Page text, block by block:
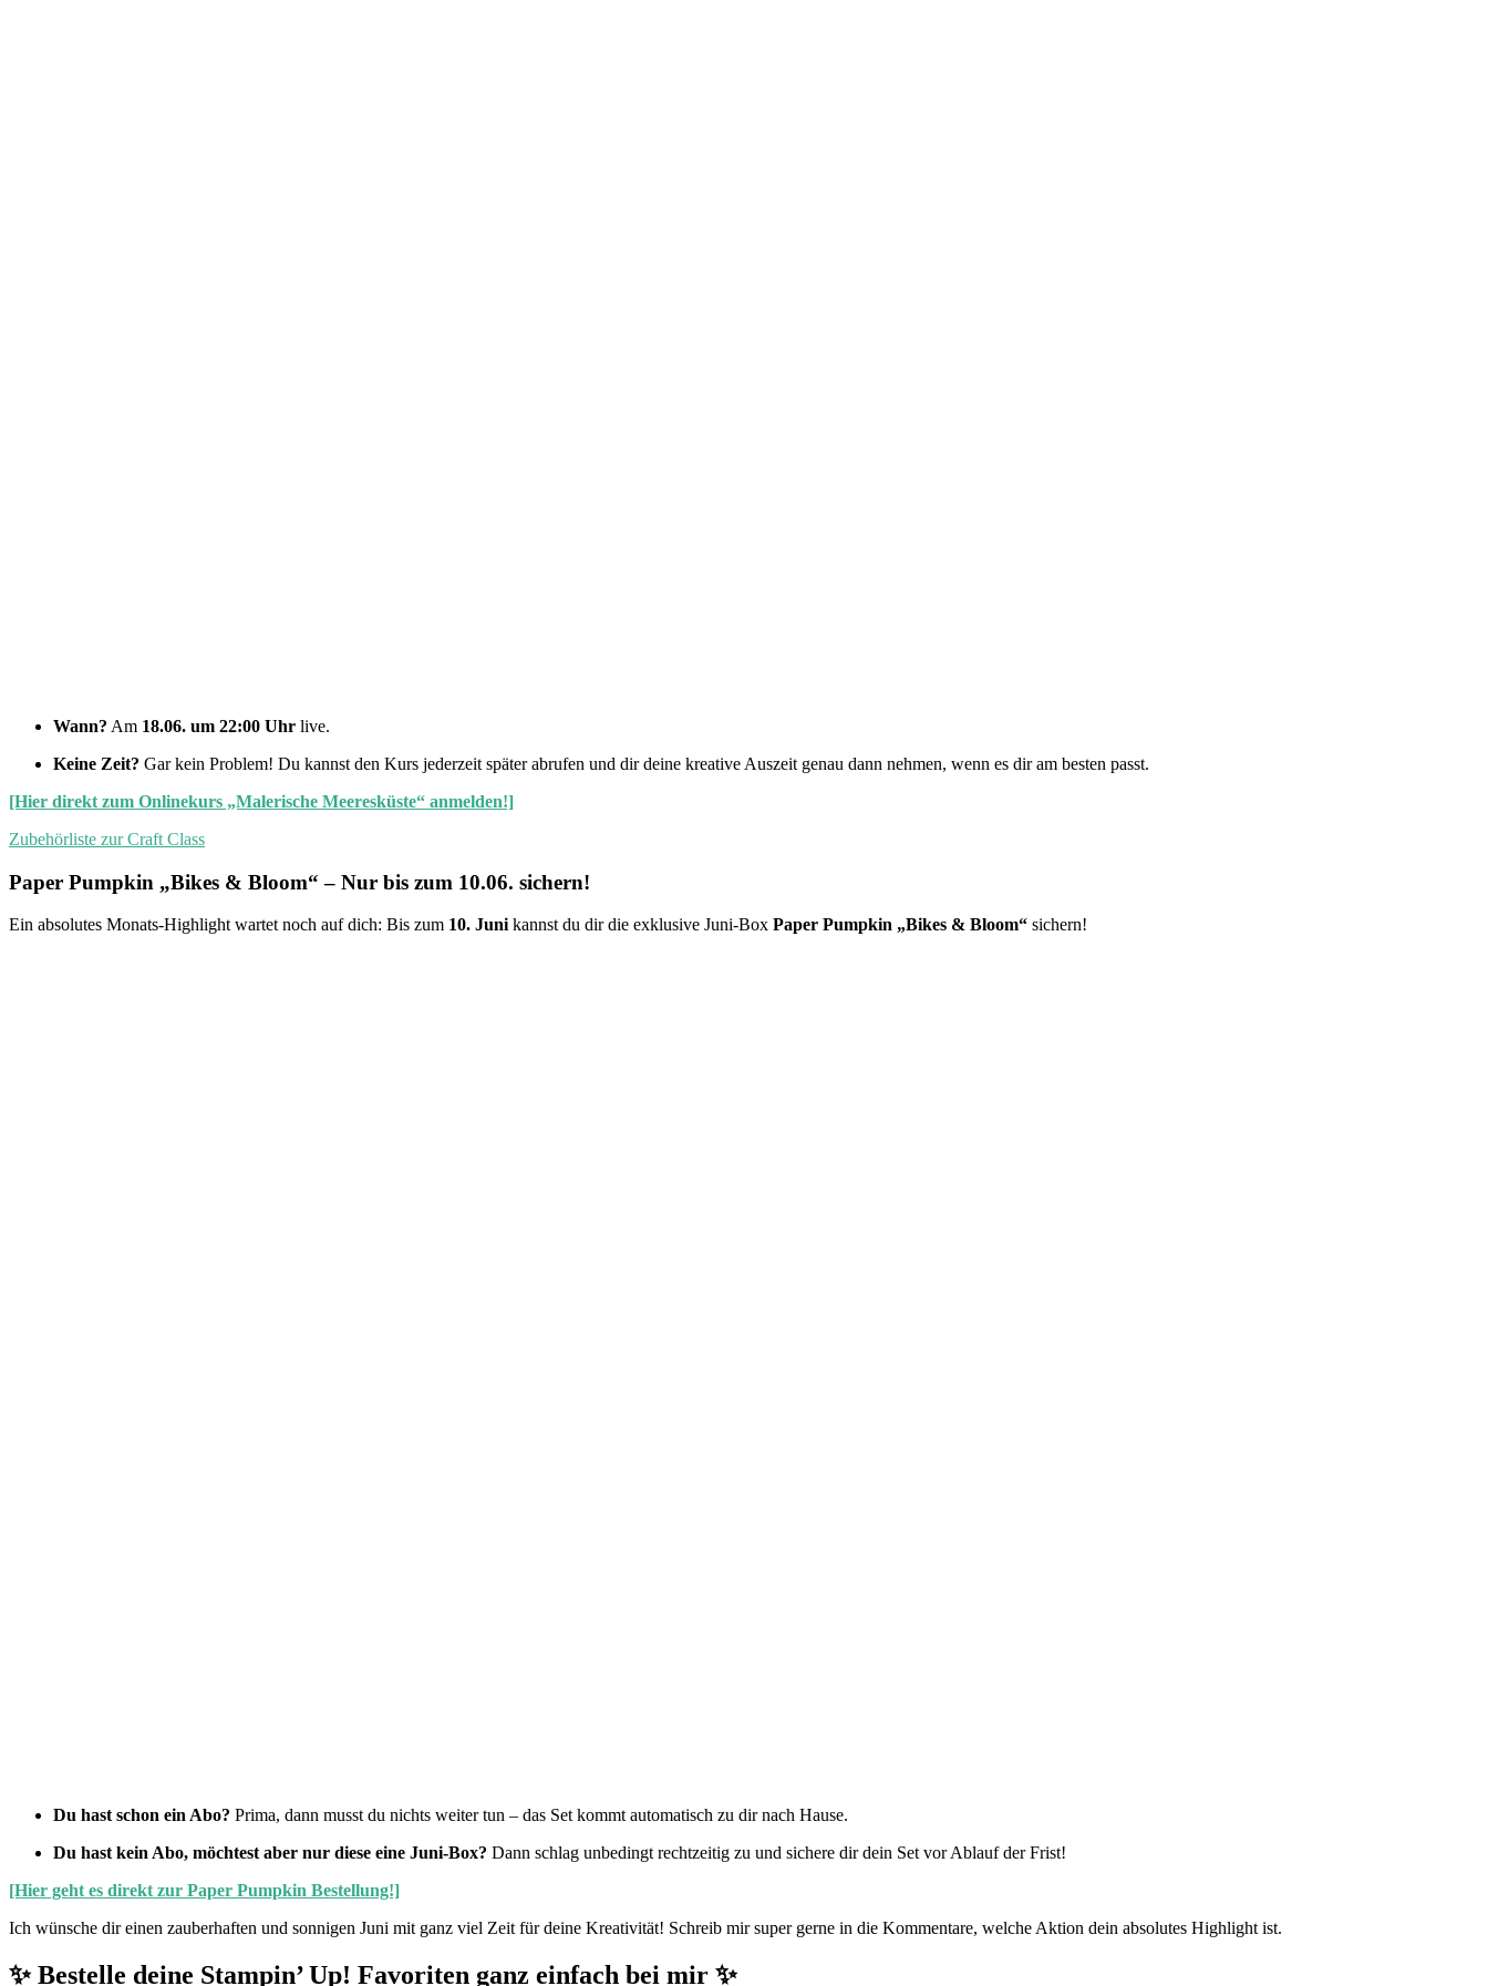
Wann? Am 18.06. um 22:00 Uhr live.
Keine Zeit? Gar kein Problem! Du kannst den Kurs jederzeit später abrufen und dir deine kreative Auszeit genau dann nehmen, wenn es dir am besten passt.
[Hier direkt zum Onlinekurs „Malerische Meeresküste“ anmelden!]
Zubehörliste zur Craft Class
Paper Pumpkin „Bikes & Bloom“ – Nur bis zum 10.06. sichern!
Ein absolutes Monats-Highlight wartet noch auf dich: Bis zum 10. Juni kannst du dir die exklusive Juni-Box Paper Pumpkin „Bikes & Bloom“ sichern!
Du hast schon ein Abo? Prima, dann musst du nichts weiter tun – das Set kommt automatisch zu dir nach Hause.
Du hast kein Abo, möchtest aber nur diese eine Juni-Box? Dann schlag unbedingt rechtzeitig zu und sichere dir dein Set vor Ablauf der Frist!
[Hier geht es direkt zur Paper Pumpkin Bestellung!]
Ich wünsche dir einen zauberhaften und sonnigen Juni mit ganz viel Zeit für deine Kreativität! Schreib mir super gerne in die Kommentare, welche Aktion dein absolutes Highlight ist.
✨ Bestelle deine Stampin’ Up! Favoriten ganz einfach bei mir ✨